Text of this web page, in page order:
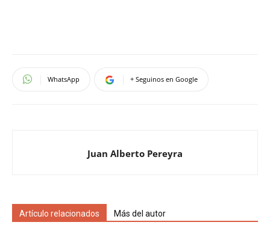
WhatsApp + Seguinos en Google
Juan Alberto Pereyra
Artículo relacionados Más del autor